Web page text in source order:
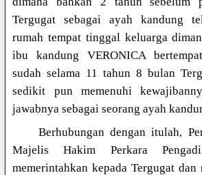
Tergugat sebagai ayah kandung
rumah tempat tinggal keluarga
ibu kandung VERONICA
sudah selama 11 tahun 8 bulan
sedikit pun memenuhi
jawabnya sebagai seorang ayah
Berhubungan dengan itulah,
Majelis Hakim Perkara
memerintahkan kepada Tergugat dan